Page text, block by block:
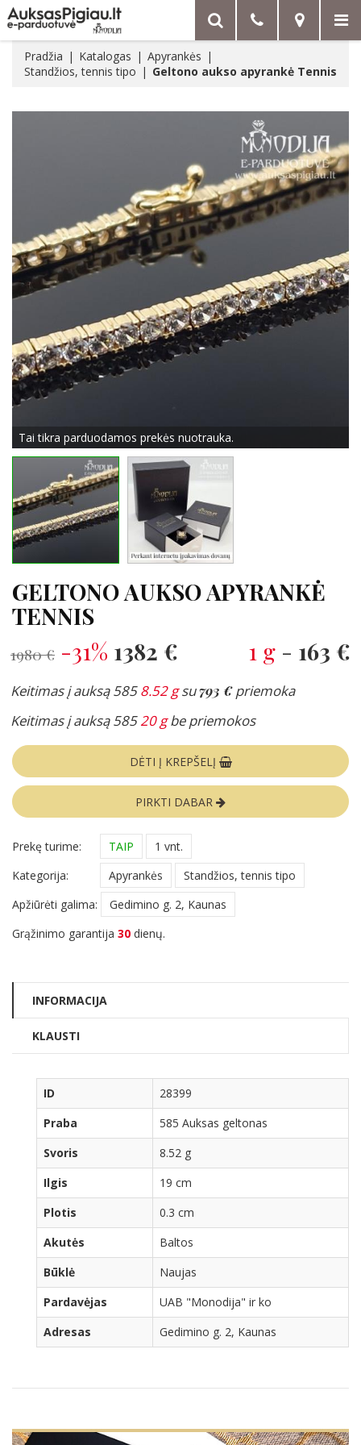
Pradžia Katalogas
Apyrankės
Standžios, tennis tipo
Geltono aukso apyrankė Tennis
Tai tikra parduodamos prekės nuotrauka.
GELTONO AUKSO APYRANKĖ
TENNIS
1980 € -31% 1382 € 1 g - 163 €
Keitimas į auksą 5858.52 gsu793 €priemoka
Keitimas į auksą 58520 gbe priemokos
DĖTI Į KREPŠELĮ
PIRKTI DABAR
Prekę turime: TAIP
1 vnt.
Kategorija:
Apyrankės
Standžios, tennis tipo
Apžiūrėti galima:
Gedimino g. 2, Kaunas
Grąžinimo garantija 30 dienų.
INFORMACIJA
KLAUSTI
ID
28399
Praba
585 Auksas geltonas
Svoris
8.52 g
Ilgis
19 cm
Plotis
0.3 cm
Akutės
Baltos
Būklė
Naujas
Pardavėjas
UAB "Monodija" ir ko
Adresas
Gedimino g. 2, Kaunas